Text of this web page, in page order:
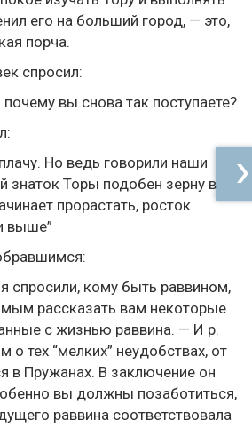
его на больший город, — это,
порча.
спросил:
вы снова так поступаете?
Но ведь говорили наши
знаток Торы подобен зерну в
прорастать, росток
выше”
кому быть раввином,
рассказать вам некоторые
с жизнью раввина. — И р.
о тех “мелких” неудобствах, от
в Пружанах. В заключение он
вы должны позаботиться,
раввина соответствовала